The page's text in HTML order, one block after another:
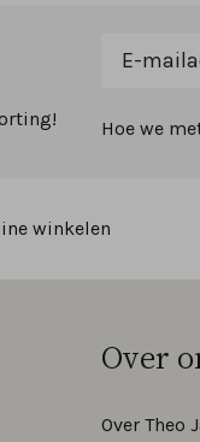
Hoe we
winkelen
Over
Over Theo